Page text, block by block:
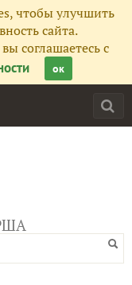
чтобы улучшить
сайта.
соглашаетесь с
ок